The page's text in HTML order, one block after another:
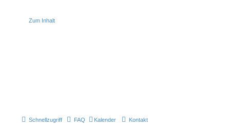
Zum Inhalt
Schnellzugriff FAQ Kalender Kontakt